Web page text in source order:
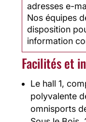
adresses e-
Nos équipes
disposition
information
Facilités et
Le hall 1,
polyvalente
omnisports